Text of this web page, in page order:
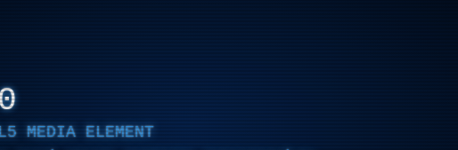
MEDIA ELEMENT